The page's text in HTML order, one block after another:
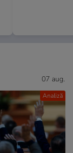
Analiză
07 aug.